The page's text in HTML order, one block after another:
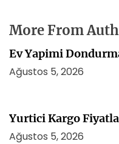
More From
Ev Yapimi
Ağustos 5, 2026
Yurtici Kargo
Ağustos 5, 2026